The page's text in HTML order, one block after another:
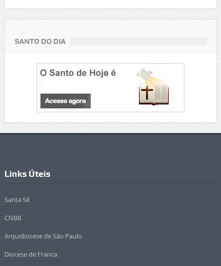
SANTO DO DIA
Links Úteis
Santa Sé
CNBB
Arquidiocese de São Paulo
Diocese de Franca